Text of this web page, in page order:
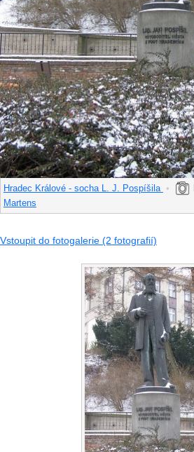
Hradec Králové - socha L. J. Pospíšila •
Martens
Vstoupit do fotogalerie (2 fotografií)